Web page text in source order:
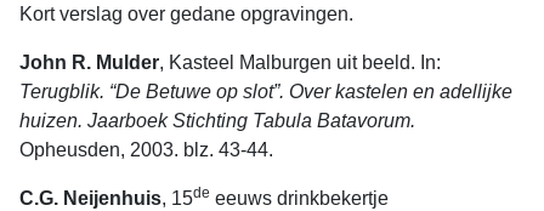
Kort verslag over gedane opgravingen.
John R. Mulder, Kasteel Malburgen uit beeld. In:
Terugblik. “De Betuwe op slot”. Over kastelen en adellijke
huizen. Jaarboek Stichting Tabula Batavorum.
Opheusden, 2003. blz. 43-44.
C.G. Neijenhuis, 15de eeuws drinkbekertje